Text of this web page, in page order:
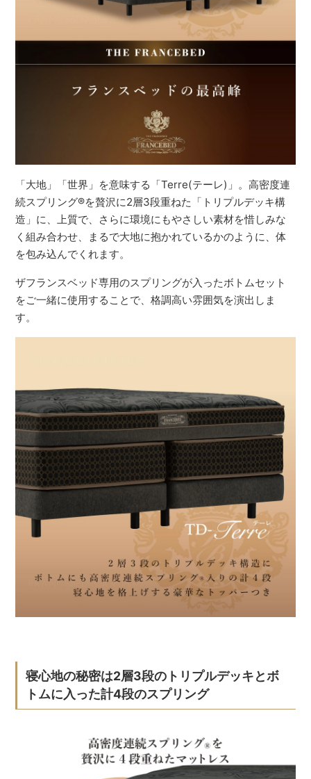
「大地」「世界」を意味する「Terre(テーレ)」。高密度連
続スプリング®を贅沢に2層3段重ねた「トリプルデッキ構
造」に、上質で、さらに環境にもやさしい素材を惜しみな
く組み合わせ、まるで大地に抱かれているかのように、体
を包み込んでくれます。
ザフランスベッド専用のスプリングが入ったボトムセット
をご一緒に使用することで、格調高い雰囲気を演出しま
す。
寝心地の秘密は2層3段のトリプルデッキとボ
トムに入った計4段のスプリング